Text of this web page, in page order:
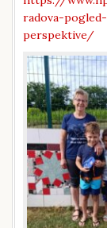
radova-
perspektive/